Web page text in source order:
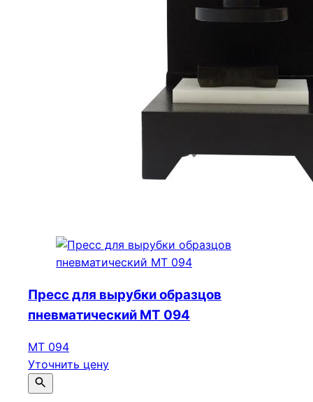
Пресс для вырубки образцов
пневматический МТ 094
МТ 094
Уточнить цену